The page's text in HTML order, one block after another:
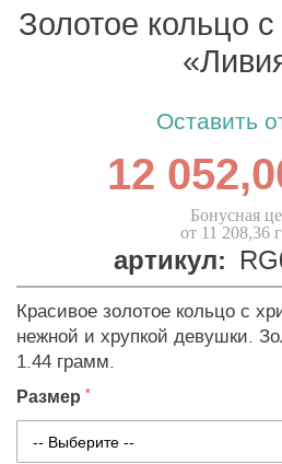
Золотое кольцо
Оставить
12
Бонусная
от 11 208,36
артикул:
Красивое золотое кольцо с
нежной и хрупкой девушки.
1.44 грамм.
Размер